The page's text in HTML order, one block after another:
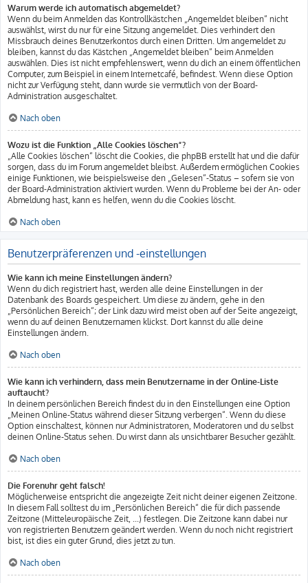
Warum werde ich automatisch abgemeldet?
Wenn du beim Anmelden das Kontrollkästchen „Angemeldet bleiben“ nicht
auswählst, wirst du nur für eine Sitzung angemeldet. Dies verhindert den
Missbrauch deines Benutzerkontos durch einen Dritten. Um angemeldet zu
bleiben, kannst du das Kästchen „Angemeldet bleiben“ beim Anmelden
auswählen. Dies ist nicht empfehlenswert, wenn du dich an einem öffentlichen
Computer, zum Beispiel in einem Internetcafé, befindest. Wenn diese Option
nicht zur Verfügung steht, dann wurde sie vermutlich von der Board-
Administration ausgeschaltet.
Nach oben
Wozu ist die Funktion „Alle Cookies löschen“?
„Alle Cookies löschen“ löscht die Cookies, die phpBB erstellt hat und die dafür
sorgen, dass du im Forum angemeldet bleibst. Außerdem ermöglichen Cookies
einige Funktionen, wie beispielsweise den „Gelesen“-Status – sofern sie von
der Board-Administration aktiviert wurden. Wenn du Probleme bei der An- oder
Abmeldung hast, kann es helfen, wenn du die Cookies löscht.
Nach oben
Benutzerpräferenzen und -einstellungen
Wie kann ich meine Einstellungen ändern?
Wenn du dich registriert hast, werden alle deine Einstellungen in der
Datenbank des Boards gespeichert. Um diese zu ändern, gehe in den
„Persönlichen Bereich“; der Link dazu wird meist oben auf der Seite angezeigt,
wenn du auf deinen Benutzernamen klickst. Dort kannst du alle deine
Einstellungen ändern.
Nach oben
Wie kann ich verhindern, dass mein Benutzername in der Online-Liste
auftaucht?
In deinem persönlichen Bereich findest du in den Einstellungen eine Option
„Meinen Online-Status während dieser Sitzung verbergen“. Wenn du diese
Option einschaltest, können nur Administratoren, Moderatoren und du selbst
deinen Online-Status sehen. Du wirst dann als unsichtbarer Besucher gezählt.
Nach oben
Die Forenuhr geht falsch!
Möglicherweise entspricht die angezeigte Zeit nicht deiner eigenen Zeitzone.
In diesem Fall solltest du im „Persönlichen Bereich“ die für dich passende
Zeitzone (Mitteleuropäische Zeit, ...) festlegen. Die Zeitzone kann dabei nur
von registrierten Benutzern geändert werden. Wenn du noch nicht registriert
bist, ist dies ein guter Grund, dies jetzt zu tun.
Nach oben